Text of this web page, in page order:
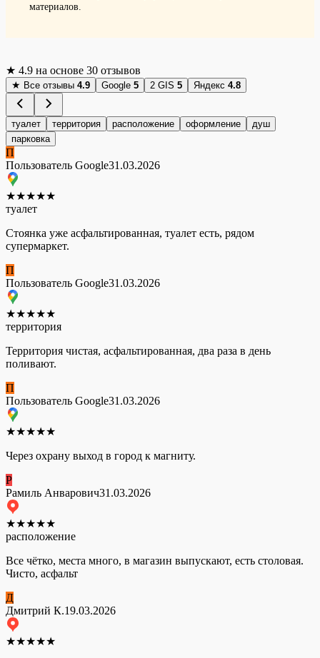
материалов.
★ 4.9 на основе 30 отзывов
★ Все отзывы 4.9 Google 5 2 GIS 5 Яндекс 4.8
туалет территория расположение оформление
душ
парковка
П
Пользователь Google31.03.2026
★★★★★
туалет
Стоянка уже асфальтированная, туалет есть, рядом
супермаркет.
П
Пользователь Google31.03.2026
★★★★★
территория
Территория чистая, асфальтированная, два раза в день
поливают.
П
Пользователь Google31.03.2026
★★★★★
Через охрану выход в город к магниту.
Р
Рамиль Анварович31.03.2026
★★★★★
расположение
Все чётко, места много, в магазин выпускают, есть столовая.
Чисто, асфальт
Д
Дмитрий К.19.03.2026
★★★★★